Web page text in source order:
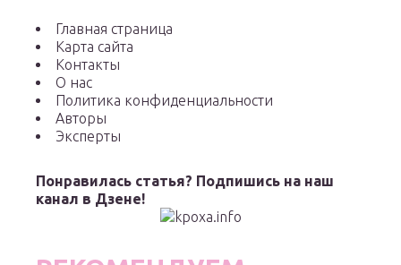
Главная страница
Карта сайта
Контакты
О нас
Политика конфиденциальности
Авторы
Эксперты
Понравилась статья? Подпишись на наш
канал в Дзене!